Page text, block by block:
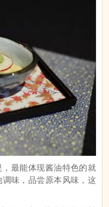
最能体现酱油特色的就
味，品尝原本风味，这